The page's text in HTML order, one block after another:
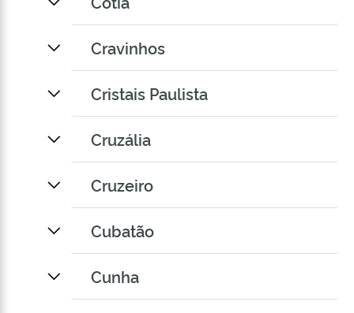
Cravinhos
Cristais Paulista
Cruzália
Cruzeiro
Cubatão
Cunha